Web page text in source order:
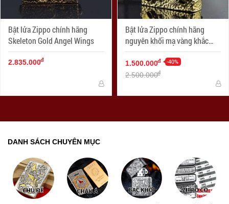
Bật lửa Zippo chính hãng
Skeleton Gold Angel Wings
2.835.000đ
Bật lửa Zippo chính hãng
nguyên khối mạ vàng khắc
hộp sọ đầu lâu
1.500.000đ -40%
2.500.000đ
DANH SÁCH CHUYÊN MỤC